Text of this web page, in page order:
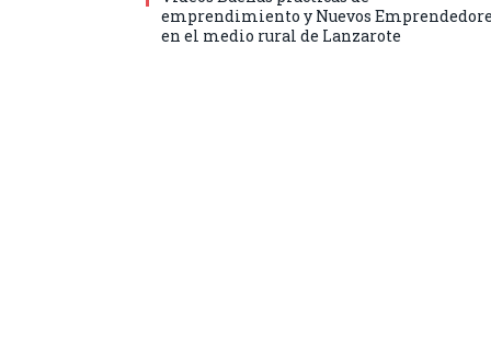
emprendimiento y Nuevos
en el medio rural de Lanzarote